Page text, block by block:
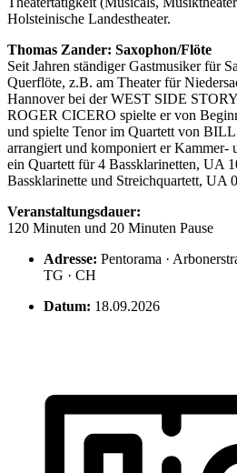
Holsteinische Landestheater.
Thomas Zander: Saxophon/Flöte
Seit Jahren ständiger Gastmusiker für
Querflöte, z.B. am Theater für
Hannover bei der WEST SIDE
ROGER CICERO spielte er von
und spielte Tenor im Quartett von
arrangiert und komponiert er Kammer-
ein Quartett für 4 Bassklarinetten, UA
Bassklarinette und Streichquartett, UA
Veranstaltungsdauer:
120 Minuten und 20 Minuten Pause
Adresse: Pentorama ·
TG · CH
Datum: 18.09.2026